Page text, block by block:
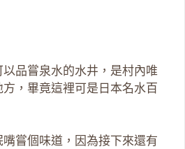
品嘗泉水的水井，是村內唯
，畢竟這裡可是日本名水百
嘗個味道，因為接下來還有